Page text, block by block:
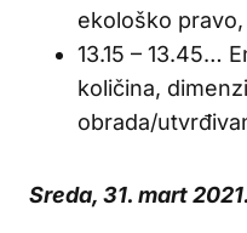
ekološko
13.15 – 13.45…
količina,
obrada/
Sreda, 31. mart 2021.